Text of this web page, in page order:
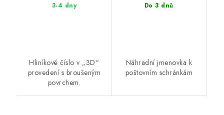
3-4 dny
Hliníkové číslo v „3D“
provedení s broušeným
povrchem.
Do 3 dnů
Náhradní jmenovka k
poštovním schránkám